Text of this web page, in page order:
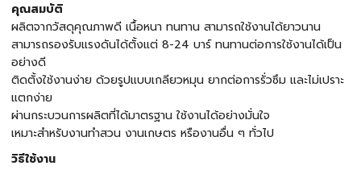
คุณสมบัติ
ผลิตจากวัสดุคุณภาพดี เนื้อหนา ทนทาน สามารถใช้งานได้ยาวนาน
สามารถรองรับแรงดันได้ตั้งแต่ 8-24 บาร์ ทนทานต่อการใช้งานได้เป็น
อย่างดี
ติดตั้งใช้งานง่าย ด้วยรูปแบบเกลียวหมุน ยากต่อการรั่วซึม และไม่เปราะ
แตกง่าย
ผ่านกระบวนการผลิตที่ได้มาตรฐาน ใช้งานได้อย่างมั่นใจ
เหมาะสำหรับงานทำสวน งานเกษตร หรืองานอื่น ๆ ทั่วไป
วิธีใช้งาน